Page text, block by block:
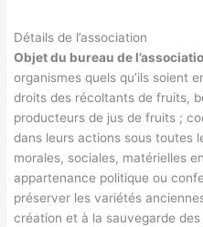
Détails de l’association
Objet du bureau de
organismes quels qu’ils soient
droits des récoltants de fruits,
producteurs de jus de fruits ;
dans leurs actions sous toutes
morales, sociales, matérielles
appartenance politique ou
préserver les variétés
création et à la sauvegarde